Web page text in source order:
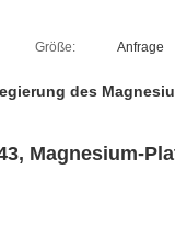
Größe: Anfrage
des
Magnesium-